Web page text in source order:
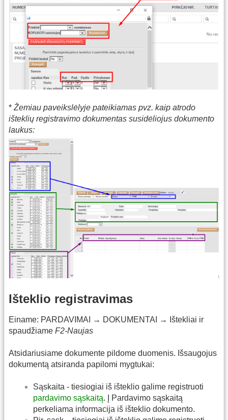
* Žemiau paveikslėlyje pateikiamas pvz. kaip atrodo
išteklių registravimo dokumentas susidėliojus dokumento
laukus:
Išteklio registravimas
Einame: PARDAVIMAI → DOKUMENTAI → Ištekliai ir
spaudžiame F2-Naujas
Atsidariusiame dokumente pildome duomenis. Išsaugojus
dokumentą atsiranda papilomi mygtukai:
Sąskaita - tiesiogiai iš išteklio galime registruoti
pardavimo sąskaitą. Į Pardavimo sąskaitą
perkeliama informacija iš išteklio dokumento.